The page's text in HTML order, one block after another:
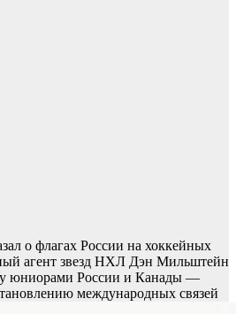
о флагах России на хоккейных
агент звезд НХЛ Дэн Мильштейн
юниорами России и Канады —
международных связей